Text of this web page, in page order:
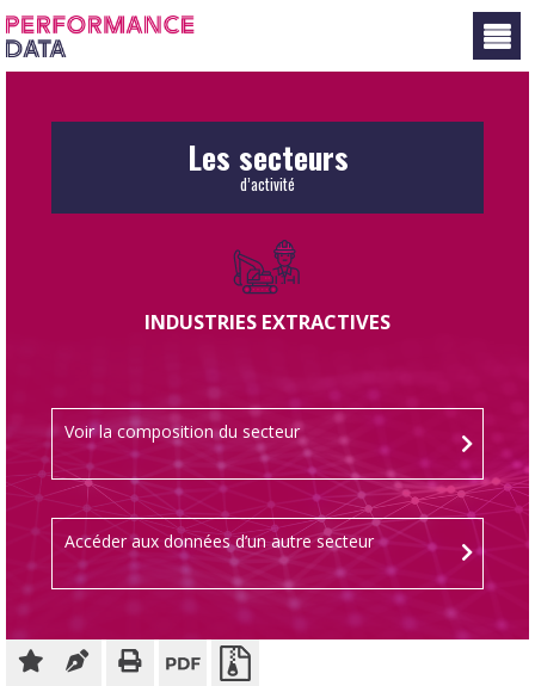
Panneau de gestion des cookies
Les secteurs
d’activité
INDUSTRIES EXTRACTIVES
Voir la composition du secteur
Accéder aux données d’un autre secteur